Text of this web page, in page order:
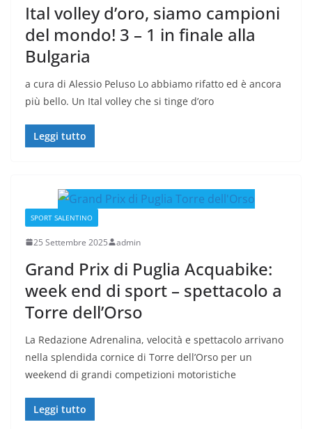
Ital volley d’oro, siamo campioni
del mondo! 3 – 1 in finale alla
Bulgaria
a cura di Alessio Peluso Lo abbiamo rifatto ed è ancora
più bello. Un Ital volley che si tinge d’oro
Leggi tutto
SPORT SALENTINO
25 Settembre 2025 admin
Grand Prix di Puglia Acquabike:
week end di sport – spettacolo a
Torre dell’Orso
La Redazione Adrenalina, velocità e spettacolo arrivano
nella splendida cornice di Torre dell’Orso per un
weekend di grandi competizioni motoristiche
Leggi tutto